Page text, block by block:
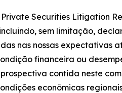
Securities Litigation
sem limitação,
nas nossas expectativas
financeira ou
contida neste
econômicas